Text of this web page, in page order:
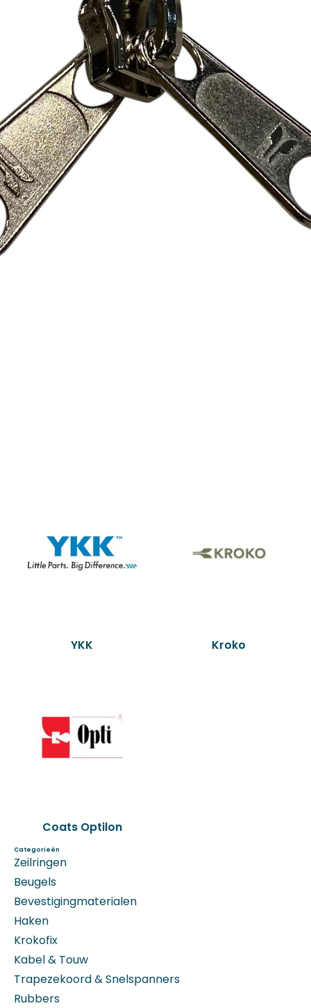
Categorieën
Zeilringen
Beugels
Bevestigingmaterialen
Haken
Krokofix
Kabel & Touw
Trapezekoord & Snelspanners
Rubbers
YKK Kroko
Coats Optilon